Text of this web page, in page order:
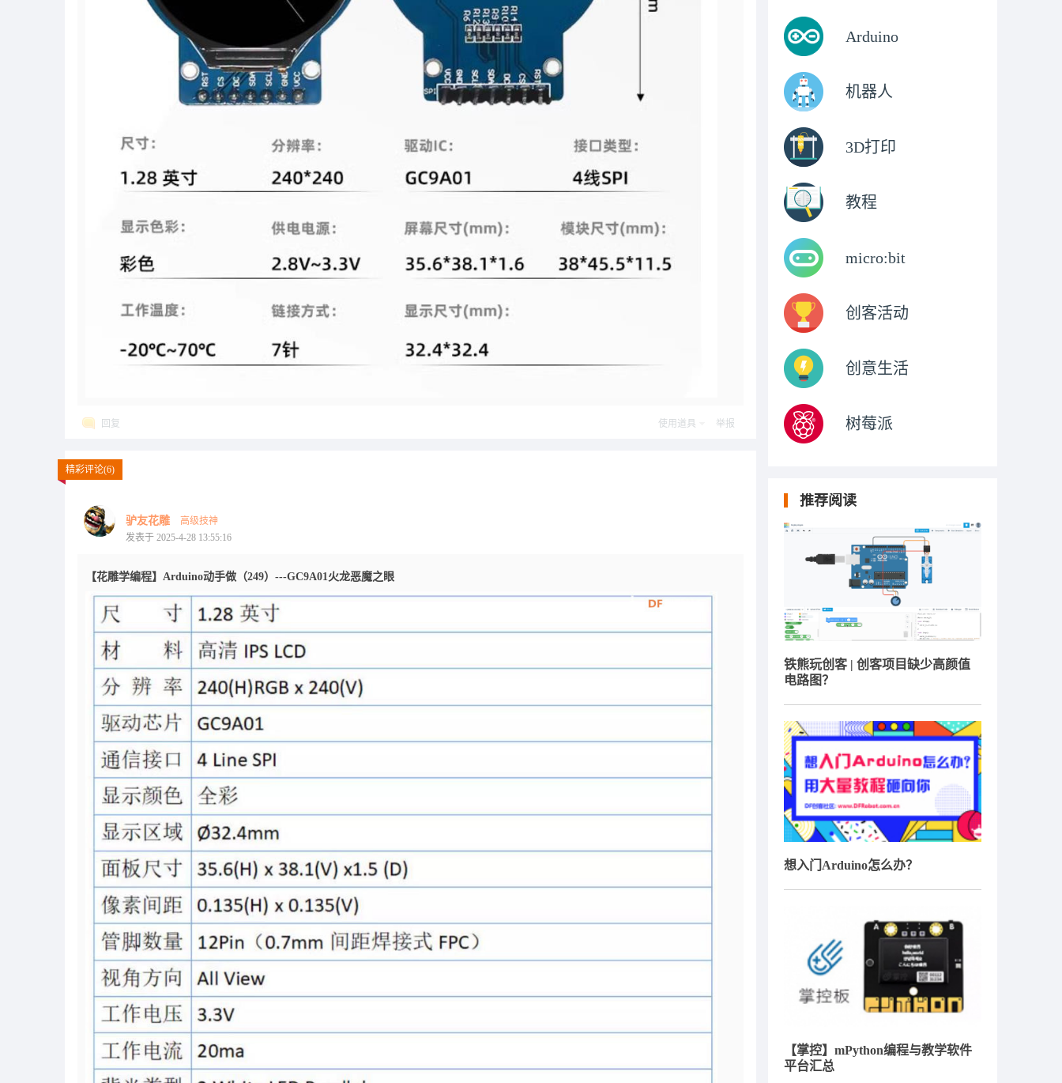
回复 使用道具 举报
精彩评论(6)
驴友花雕
高级技神
发表于 2025-4-28 13:55:16
【花雕学编程】Arduino动手做（249）---GC9A01火龙恶魔之眼
Arduino
机器人
3D打印
教程
micro:bit
创客活动
创意生活
树莓派
推荐阅读
铁熊玩创客 | 创客项目缺少高颜值
电路图？
想入门Arduino怎么办？
【掌控】mPython编程与教学软件
平台汇总